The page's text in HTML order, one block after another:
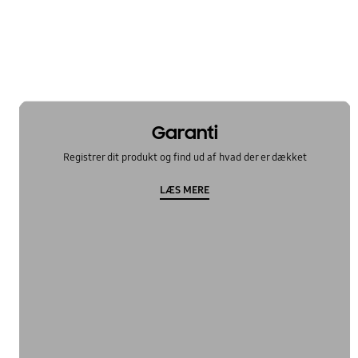
Garanti
Registrer dit produkt og find ud af hvad der er dækket
LÆS MERE